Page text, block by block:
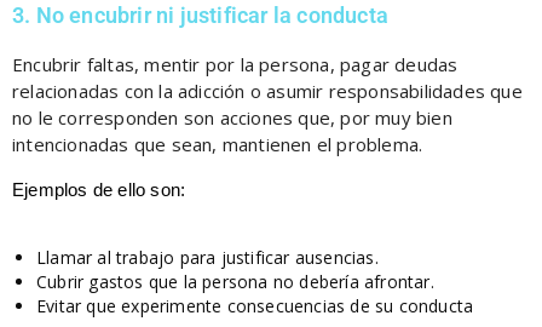
3. No encubrir ni justificar la conducta
Encubrir faltas, mentir por la persona, pagar deudas
relacionadas con la adicción o asumir responsabilidades que
no le corresponden son acciones que, por muy bien
intencionadas que sean, mantienen el problema.
Ejemplos de ello son:
Llamar al trabajo para justificar ausencias.
Cubrir gastos que la persona no debería afrontar.
Evitar que experimente consecuencias de su conducta